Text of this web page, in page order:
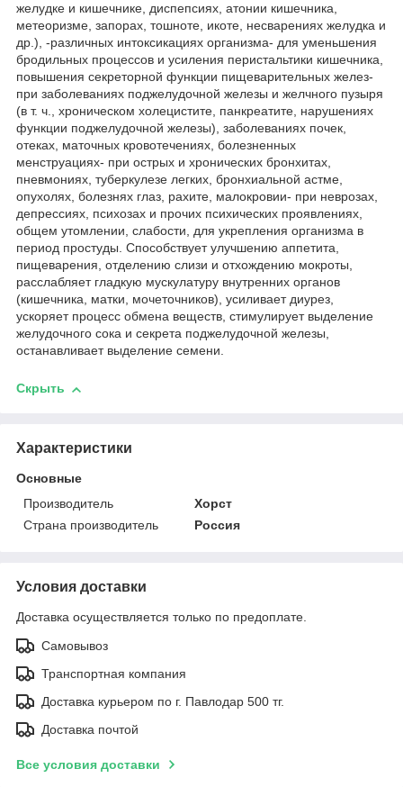
желудке и кишечнике, диспепсиях, атонии кишечника,
метеоризме, запорах, тошноте, икоте, несварениях желудка и
др.), -различных интоксикациях организма- для уменьшения
бродильных процессов и усиления перистальтики кишечника,
повышения секреторной функции пищеварительных желез-
при заболеваниях поджелудочной железы и желчного пузыря
(в т. ч., хроническом холецистите, панкреатите, нарушениях
функции поджелудочной железы), заболеваниях почек,
отеках, маточных кровотечениях, болезненных
менструациях- при острых и хронических бронхитах,
пневмониях, туберкулезе легких, бронхиальной астме,
опухолях, болезнях глаз, рахите, малокровии- при неврозах,
депрессиях, психозах и прочих психических проявлениях,
общем утомлении, слабости, для укрепления организма в
период простуды. Способствует улучшению аппетита,
пищеварения, отделению слизи и отхождению мокроты,
расслабляет гладкую мускулатуру внутренних органов
(кишечника, матки, мочеточников), усиливает диурез,
ускоряет процесс обмена веществ, стимулирует выделение
желудочного сока и секрета поджелудочной железы,
останавливает выделение семени.
Скрыть
Характеристики
Основные
Производитель
Хорст
Страна производитель
Россия
Условия доставки
Доставка осуществляется только по предоплате.
Самовывоз
Транспортная компания
Доставка курьером по г. Павлодар 500 тг.
Доставка почтой
Все условия доставки